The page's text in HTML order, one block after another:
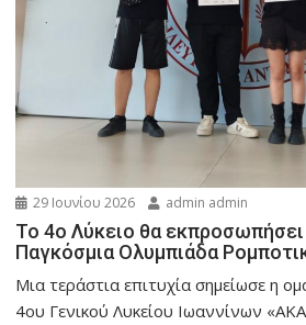
29 Ιουνίου 2026 admin admin
Το 4ο Λύκειο θα
Παγκόσμια Ολυμπιάδα
Μια τεράστια επιτυχία σημείωσε η
4ου Γενικού Λυκείου Ιωαννίνων